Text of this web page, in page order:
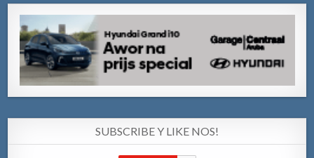
SUBSCRIBE Y LIKE NOS!